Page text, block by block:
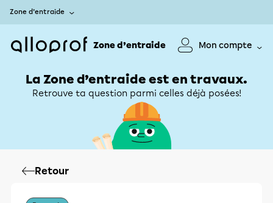
Zone d’entraide
Zone d’entraide Mon compte
La Zone d’entraide est en travaux.
Retrouve ta question parmi celles déjà posées!
Retour